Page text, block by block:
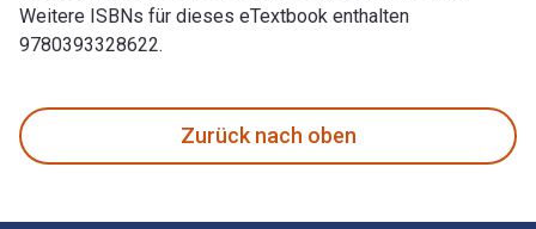
Weitere ISBNs für dieses eTextbook enthalten
9780393328622.
Zurück nach oben